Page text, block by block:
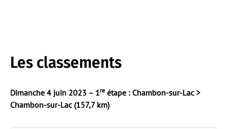
Les classements
Dimanche 4 juin 2023 – 1re étape : Chambon-sur-Lac >
Chambon-sur-Lac (157,7 km)